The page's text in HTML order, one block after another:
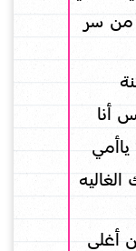
من سر
أنا
أغلى